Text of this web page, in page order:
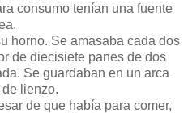
consumo tenían una fuente
horno. Se amasaba cada dos
de diecisiete panes de dos
Se guardaban en un arca
lienzo.
de que había para comer,